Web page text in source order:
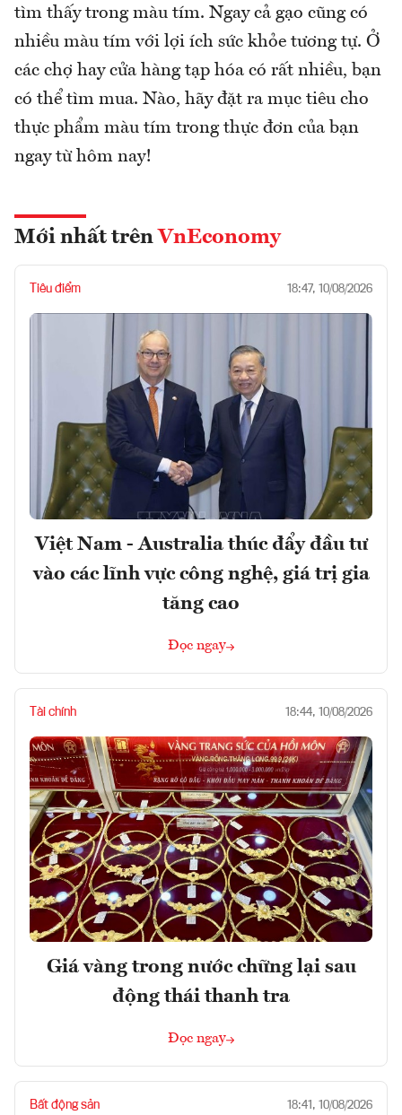
tìm thấy trong màu tím. Ngay cả gạo cũng có
nhiều màu tím với lợi ích sức khỏe tương tự. Ở
các chợ hay cửa hàng tạp hóa có rất nhiều, bạn
có thể tìm mua. Nào, hãy đặt ra mục tiêu cho
thực phẩm màu tím trong thực đơn của bạn
ngay từ hôm nay!
Mới nhất trên VnEconomy
Tiêu điểm 18:47, 10/08/2026
Việt Nam - Australia thúc đẩy đầu tư
vào các lĩnh vực công nghệ, giá trị gia
tăng cao
Đọc ngay
Tài chính 18:44, 10/08/2026
Giá vàng trong nước chững lại sau
động thái thanh tra
Đọc ngay
Bất động sản 18:41, 10/08/2026